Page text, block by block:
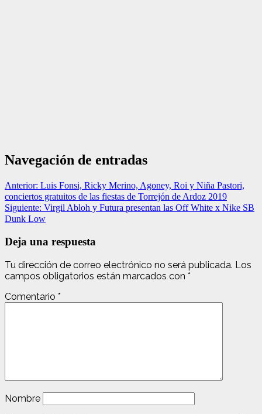
Navegación de entradas
Anterior: Luis Fonsi, Ricky Merino, Agoney, Roi y Niña Pastori,
conciertos gratuitos de las fiestas de Torrejón de Ardoz 2019
Siguiente: Virgil Abloh y Futura presentan las Off White x Nike SB
Dunk Low
Deja una respuesta
Tu dirección de correo electrónico no será publicada. Los
campos obligatorios están marcados con *
Comentario *
Nombre